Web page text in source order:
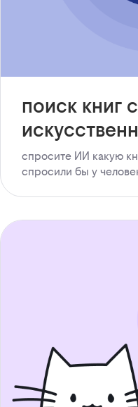
поиск книг
спросите ИИ какую
спросили бы у